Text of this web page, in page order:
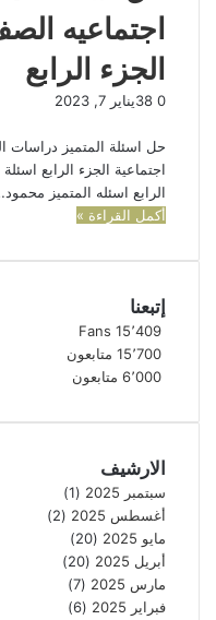
اجتماعيه
الجزء الرابع
يناير 7, 2023 0
حل اسئلة المتميز دراسات
اجتماعية الجزء الرابع
الرابع اسئله المتميز
أكمل القراءة »
إتبعنا
15٬409 Fans
15٬700 متابعون
6٬000 متابعون
الارشيف
سبتمبر 2025
(1)
أغسطس 2025
(2)
مايو 2025
(20)
أبريل 2025
(20)
مارس 2025
(7)
فبراير 2025
(6)